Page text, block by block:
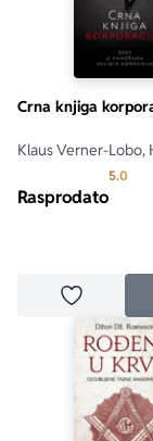
Crna knjiga
Klaus Verner-Lobo,
5.0
Rasprodato
Dodaj u